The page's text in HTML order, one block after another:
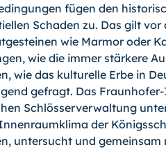
fügen den
Schaden zu. Das gilt
wie Marmor oder
wie die immer stärkere
wie das kulturelle Erbe in
gefragt. Das
Schlösserverwaltung
der
untersucht und